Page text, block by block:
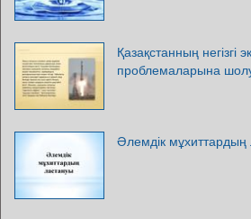
Қазақстанның негізгі
проблемаларына
Әлемдік мұхиттардың